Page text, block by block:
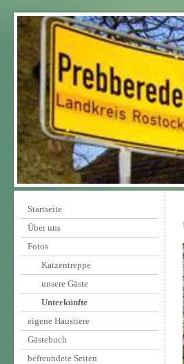
Startseite
Über uns
Fotos
Katzentreppe
unsere Gäste
Unterkünfte
eigene Haustiere
Gästebuch
befreundete Seiten